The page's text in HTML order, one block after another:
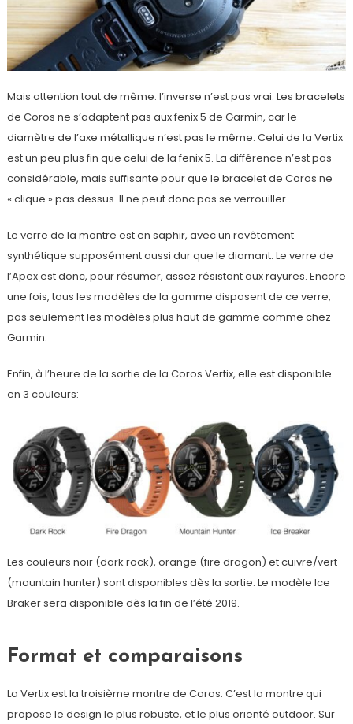
Mais attention tout de même: l’inverse n’est pas vrai. Les bracelets
de Coros ne s’adaptent pas aux fenix 5 de Garmin, car le
diamètre de l’axe métallique n’est pas le même. Celui de la Vertix
est un peu plus fin que celui de la fenix 5. La différence n’est pas
considérable, mais suffisante pour que le bracelet de Coros ne
« clique » pas dessus. Il ne peut donc pas se verrouiller…
Le verre de la montre est en saphir, avec un revêtement
synthétique supposément aussi dur que le diamant. Le verre de
l’Apex est donc, pour résumer, assez résistant aux rayures. Encore
une fois, tous les modèles de la gamme disposent de ce verre,
pas seulement les modèles plus haut de gamme comme chez
Garmin.
Enfin, à l’heure de la sortie de la Coros Vertix, elle est disponible
en 3 couleurs:
Les couleurs noir (dark rock), orange (fire dragon) et cuivre/vert
(mountain hunter) sont disponibles dès la sortie. Le modèle Ice
Braker sera disponible dès la fin de l’été 2019.
Format et comparaisons
La Vertix est la troisième montre de Coros. C’est la montre qui
propose le design le plus robuste, et le plus orienté outdoor. Sur